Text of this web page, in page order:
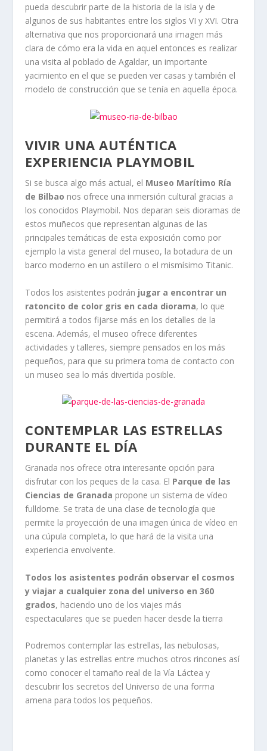
pueda descubrir parte de la historia de la isla y de
algunos de sus habitantes entre los siglos VI y XVI. Otra
alternativa que nos proporcionará una imagen más
clara de cómo era la vida en aquel entonces es realizar
una visita al poblado de Agaldar, un importante
yacimiento en el que se pueden ver casas y también el
modelo de construcción que se tenía en aquella época.
VIVIR UNA AUTÉNTICA
EXPERIENCIA PLAYMOBIL
Si se busca algo más actual, el Museo Marítimo Ría
de Bilbao nos ofrece una inmersión cultural gracias a
los conocidos Playmobil. Nos deparan seis dioramas de
estos muñecos que representan algunas de las
principales temáticas de esta exposición como por
ejemplo la vista general del museo, la botadura de un
barco moderno en un astillero o el mismísimo Titanic.
Todos los asistentes podrán jugar a encontrar un
ratoncito de color gris en cada diorama, lo que
permitirá a todos fijarse más en los detalles de la
escena. Además, el museo ofrece diferentes
actividades y talleres, siempre pensados en los más
pequeños, para que su primera toma de contacto con
un museo sea lo más divertida posible.
CONTEMPLAR LAS ESTRELLAS
DURANTE EL DÍA
Granada nos ofrece otra interesante opción para
disfrutar con los peques de la casa. El Parque de las
Ciencias de Granada propone un sistema de vídeo
fulldome. Se trata de una clase de tecnología que
permite la proyección de una imagen única de vídeo en
una cúpula completa, lo que hará de la visita una
experiencia envolvente.
Todos los asistentes podrán observar el cosmos
y viajar a cualquier zona del universo en 360
grados, haciendo uno de los viajes más
espectaculares que se pueden hacer desde la tierra
Podremos contemplar las estrellas, las nebulosas,
planetas y las estrellas entre muchos otros rincones así
como conocer el tamaño real de la Vía Láctea y
descubrir los secretos del Universo de una forma
amena para todos los pequeños.